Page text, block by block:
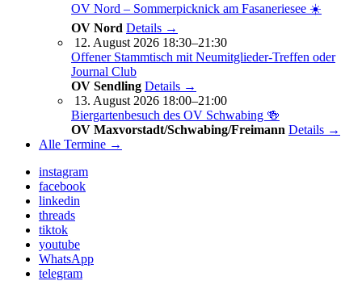
OV Nord – Sommerpicknick am Fasaneriesee ☀️
OV Nord Details →
12. August 2026 18:30–21:30
Offener Stammtisch mit Neumitglieder-Treffen oder
Journal Club
OV Sendling Details →
13. August 2026 18:00–21:00
Biergartenbesuch des OV Schwabing 🍻
OV Maxvorstadt/Schwabing/Freimann Details →
Alle Termine →
instagram
facebook
linkedin
threads
tiktok
youtube
WhatsApp
telegram